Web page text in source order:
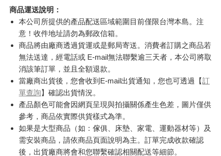
商品運送說明：
本公司所提供的產品配送區域範圍目前僅限台灣本島。注
意！收件地址請勿為郵政信箱。
商品將由廠商透過貨運或是郵局寄送。消費者訂購之商品若
無法送達，經電話或 E-mail無法聯繫逾三天者，本公司將取
消該筆訂單，並且全額退款。
當廠商出貨後，您會收到E-mail出貨通知，您也可透過【訂
單查詢】確認出貨情況。
產品顏色可能會因網頁呈現與拍攝關係產生色差，圖片僅供
參考，商品依實際供貨樣式為準。
如果是大型商品（如：傢俱、床墊、家電、運動器材等）及
需安裝商品，請依商品頁面說明為主。訂單完成收款確認
後，出貨廠商將會和您聯繫確認相關配送等細節。